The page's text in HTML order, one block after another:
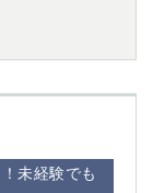
未経験でも